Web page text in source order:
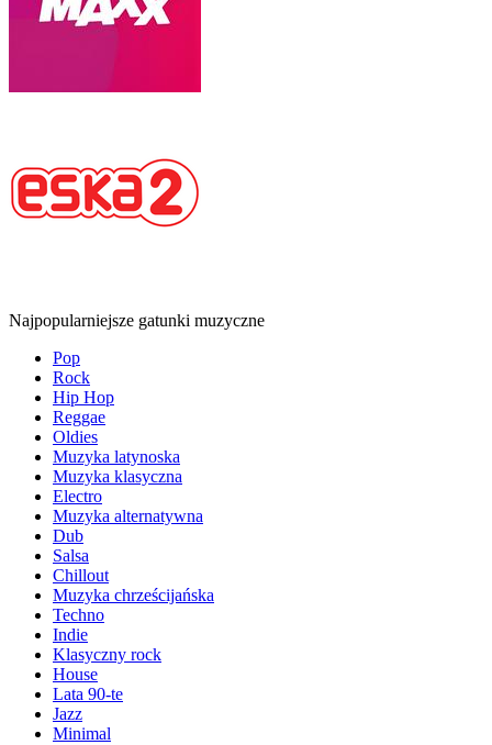
Najpopularniejsze gatunki muzyczne
Pop
Rock
Hip Hop
Reggae
Oldies
Muzyka latynoska
Muzyka klasyczna
Electro
Muzyka alternatywna
Dub
Salsa
Chillout
Muzyka chrześcijańska
Techno
Indie
Klasyczny rock
House
Lata 90-te
Jazz
Minimal